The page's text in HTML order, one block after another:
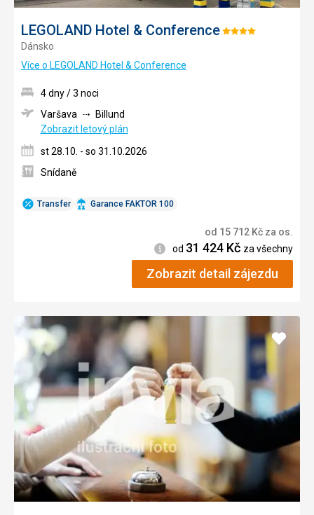
LEGOLAND Hotel & ConferenceHodnocení:
Dánsko
Více o LEGOLAND Hotel & Conference
Transfer Garance FAKTOR 100
4 dny / 3 noci
Varšava
Billund
Zobrazit letový plán
st 28.10. - so 31.10.2026
Snídaně
od 15 712 Kč za os.
Informace
od 31 424 Kč za všechny
Zobrazit detail zájezdu
Přidat